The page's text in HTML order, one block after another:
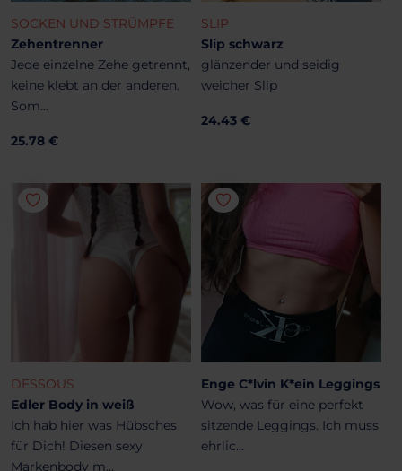
SOCKEN UND STRÜMPFE
Zehentrenner
Jede einzelne Zehe getrennt,
keine klebt an der anderen.
Som...
25.78 €
SLIP
Slip schwarz
glänzender und seidig
weicher Slip
24.43 €
DESSOUS
Edler Body in weiß
Ich hab hier was Hübsches
für Dich! Diesen sexy
Markenbody m...
Enge C*lvin K*ein Leggings
Wow, was für eine perfekt
sitzende Leggings. Ich muss
ehrlic...